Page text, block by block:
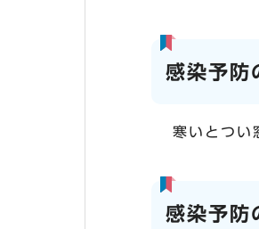
感染予防
寒いとつい
感染予防